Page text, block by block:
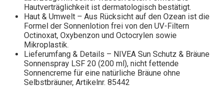
Hautverträglichkeit ist dermatologisch bestätigt.
Haut & Umwelt – Aus Rücksicht auf den Ozean ist die
Formel der Sonnenlotion frei von den UV-Filtern
Octinoxat, Oxybenzon und Octocrylen sowie
Mikroplastik.
Lieferumfang & Details – NIVEA Sun Schutz & Bräune
Sonnenspray LSF 20 (200 ml), nicht fettende
Sonnencreme für eine natürliche Bräune ohne
Selbstbräuner, Artikelnr. 85442